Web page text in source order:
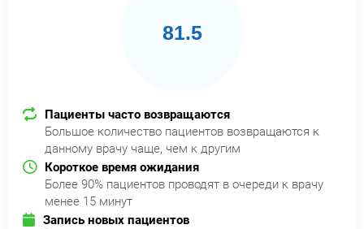
81.5
Пациенты часто возвращаются
Большое количество пациентов возвращаются к
данному врачу чаще, чем к другим
Короткое время ожидания
Более 90% пациентов проводят в очереди к врачу
менее 15 минут
Запись новых пациентов